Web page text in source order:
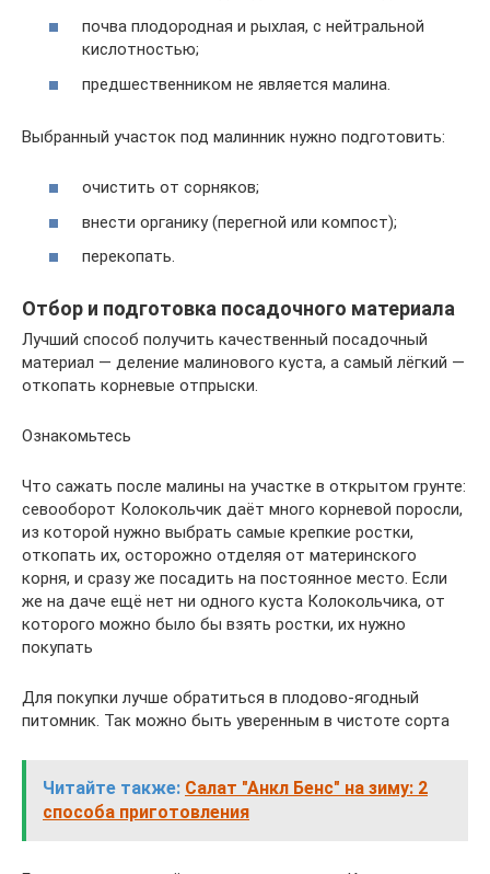
почва плодородная и рыхлая, с нейтральной
кислотностью;
предшественником не является малина.
Выбранный участок под малинник нужно подготовить:
очистить от сорняков;
внести органику (перегной или компост);
перекопать.
Отбор и подготовка посадочного материала
Лучший способ получить качественный посадочный
материал — деление малинового куста, а самый лёгкий —
откопать корневые отпрыски.
Ознакомьтесь
Что сажать после малины на участке в открытом грунте:
севооборот Колокольчик даёт много корневой поросли,
из которой нужно выбрать самые крепкие ростки,
откопать их, осторожно отделяя от материнского
корня, и сразу же посадить на постоянное место. Если
же на даче ещё нет ни одного куста Колокольчика, от
которого можно было бы взять ростки, их нужно
покупать
Для покупки лучше обратиться в плодово-ягодный
питомник. Так можно быть уверенным в чистоте сорта
Читайте также: Салат "Анкл Бенс" на зиму: 2
способа приготовления